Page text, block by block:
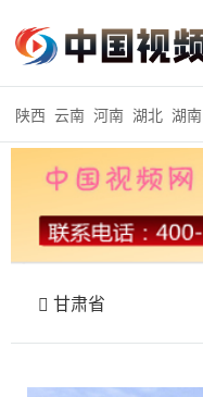
陕西 云南 河南 湖北 湖南
甘肃省